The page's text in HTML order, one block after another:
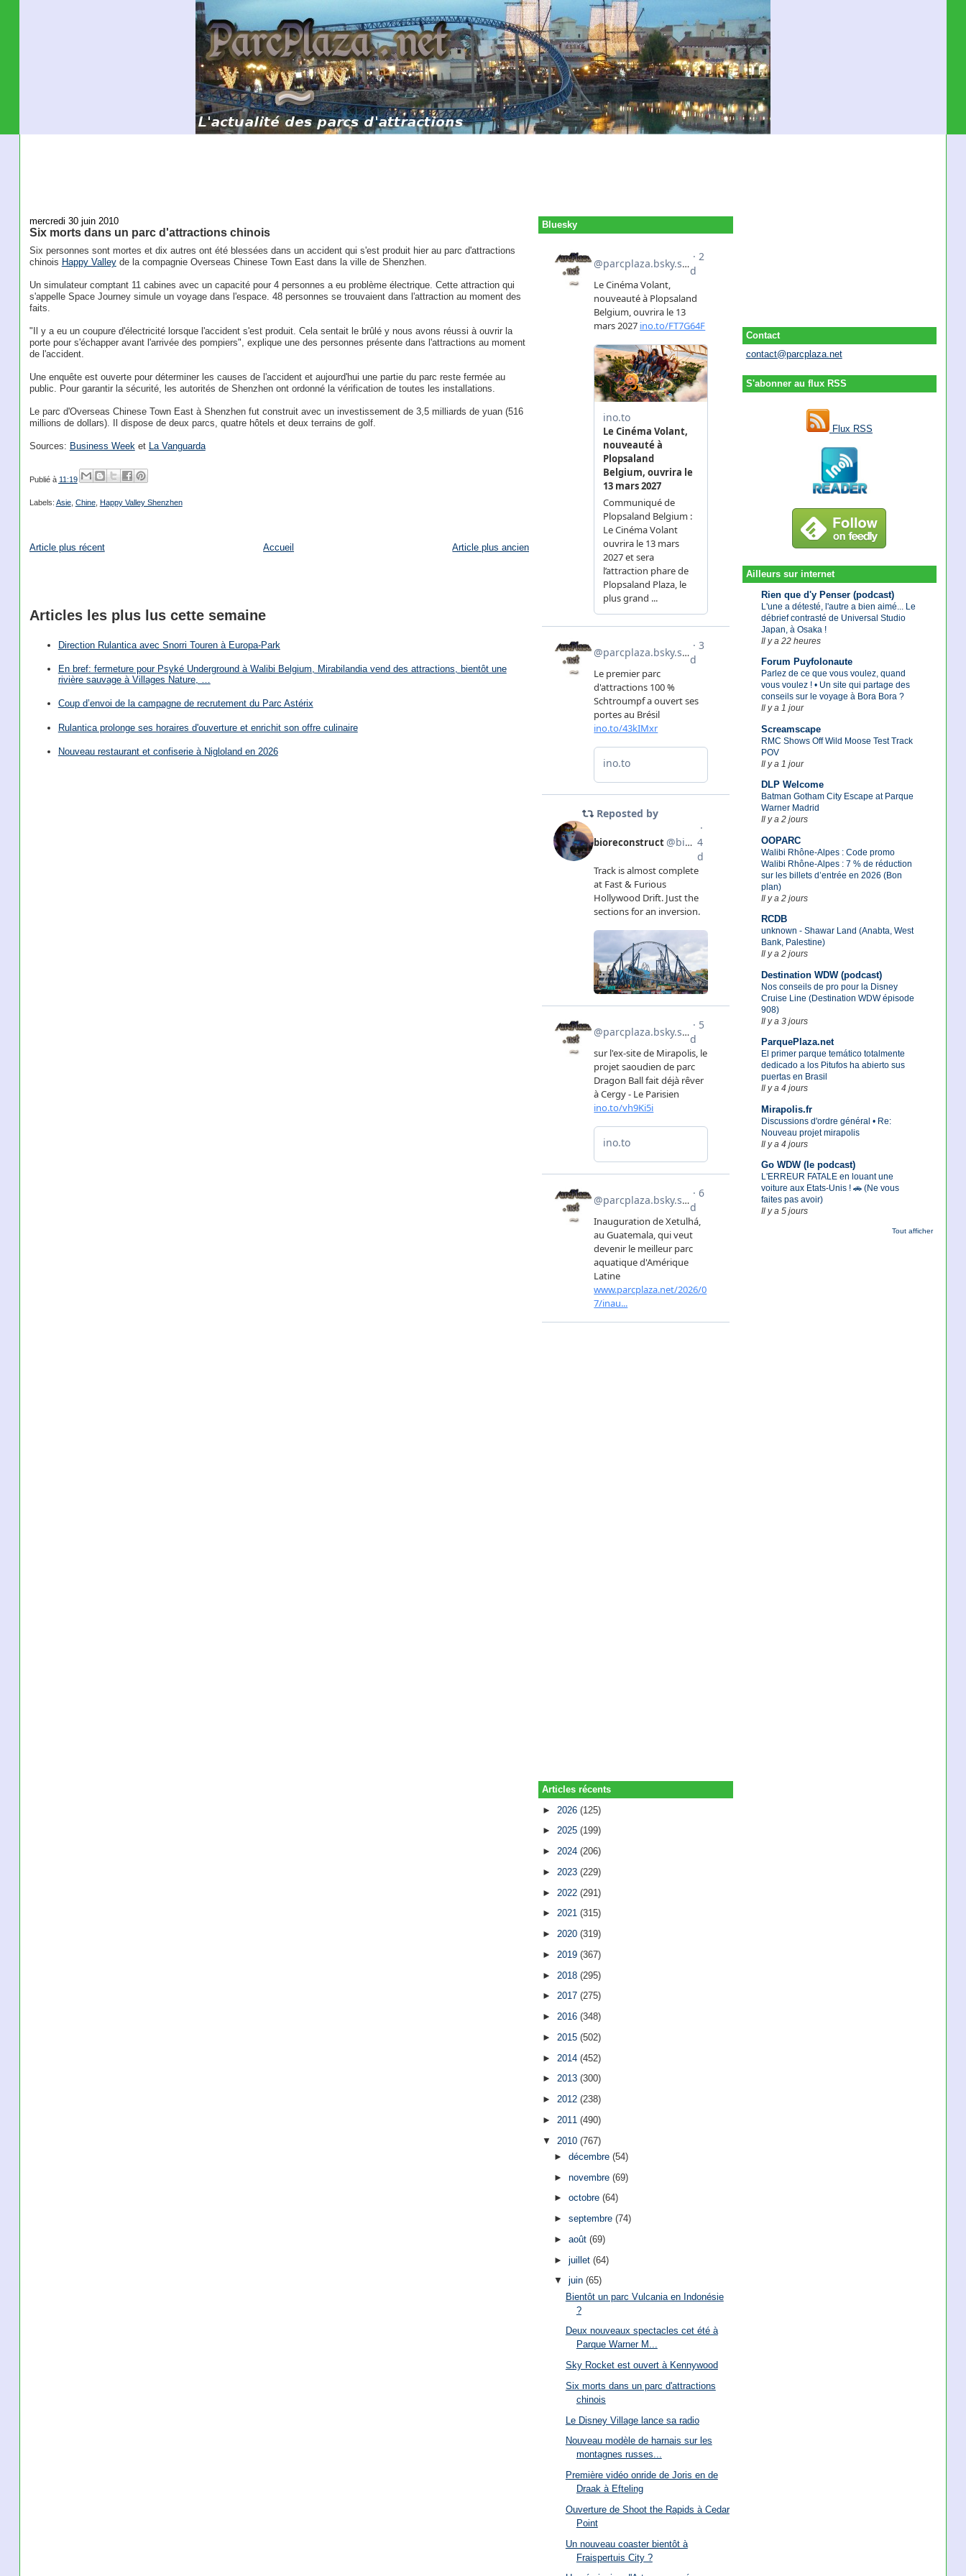
Contact
contact@parcplaza.net
S'abonner au flux RSS
Flux RSS
Ailleurs sur internet
Rien que d'y Penser (podcast)
L'une a détesté, l'autre a bien aimé... Le
débrief contrasté de Universal Studio
Japan, à Osaka !
Il y a 22 heures
Forum Puyfolonaute
Parlez de ce que vous voulez, quand
vous voulez ! • Un site qui partage des
conseils sur le voyage à Bora Bora ?
Il y a 1 jour
Screamscape
RMC Shows Off Wild Moose Test Track
POV
Il y a 1 jour
DLP Welcome
Batman Gotham City Escape at Parque
Warner Madrid
Il y a 2 jours
OOPARC
Walibi Rhône-Alpes : Code promo
Walibi Rhône-Alpes : 7 % de réduction
sur les billets d’entrée en 2026 (Bon
plan)
Il y a 2 jours
RCDB
unknown - Shawar Land (Anabta, West
Bank, Palestine)
Il y a 2 jours
Destination WDW (podcast)
Nos conseils de pro pour la Disney
Cruise Line (Destination WDW épisode
908)
Il y a 3 jours
ParquePlaza.net
El primer parque temático totalmente
dedicado a los Pitufos ha abierto sus
puertas en Brasil
Il y a 4 jours
Mirapolis.fr
Discussions d'ordre général • Re:
Nouveau projet mirapolis
Il y a 4 jours
Go WDW (le podcast)
L'ERREUR FATALE en louant une
voiture aux Etats-Unis ! 🚗 (Ne vous
faites pas avoir)
Il y a 5 jours
Tout afficher
mercredi 30 juin 2010
Six morts dans un parc d'attractions chinois
Six personnes sont mortes et dix autres ont été blessées dans un accident qui s'est produit hier au parc d'attractions
chinois Happy Valleyde la compagnie Overseas Chinese Town East dans la ville de Shenzhen.
Un simulateur comptant 11 cabines avec un capacité pour 4 personnes a eu problème électrique. Cette attraction qui
s'appelle Space Journey simule un voyage dans l'espace. 48 personnes se trouvaient dans l'attraction au moment des
faits.
"Il y a eu un coupure d'électricité lorsque l'accident s'est produit. Cela sentait le brûlé y nous avons réussi à ouvrir la
porte pour s'échapper avant l'arrivée des pompiers", explique une des personnes présente dans l'attractions au moment
de l'accident.
Une enquête est ouverte pour déterminer les causes de l'accident et aujourd'hui une partie du parc reste fermée au
public. Pour garantir la sécurité, les autorités de Shenzhen ont ordonné la vérification de toutes les installations.
Le parc d'Overseas Chinese Town East à Shenzhen fut construit avec un investissement de 3,5 milliards de yuan (516
millions de dollars). Il dispose de deux parcs, quatre hôtels et deux terrains de golf.
Sources: Business Weeket La Vanguarda
Publié à 11:19
Labels: Asie, Chine, Happy Valley Shenzhen
Article plus récent Article plus ancien
Accueil
Articles les plus lus cette semaine
Direction Rulantica avec Snorri Touren à Europa-Park
En bref: fermeture pour Psyké Underground à Walibi Belgium, Mirabilandia vend des attractions, bientôt une
rivière sauvage à Villages Nature, …
Coup d’envoi de la campagne de recrutement du Parc Astérix
Rulantica prolonge ses horaires d'ouverture et enrichit son offre culinaire
Nouveau restaurant et confiserie à Nigloland en 2026
Bluesky
Articles récents
► 2026(125)
►2025(199)
►2024(206)
► 2023(229)
► 2022(291)
►2021(315)
►2020(319)
► 2019(367)
► 2018(295)
►2017(275)
►2016(348)
► 2015(502)
► 2014(452)
►2013(300)
►2012(238)
► 2011(490)
▼ 2010(767)
► décembre (54)
► novembre (69)
► octobre (64)
► septembre (74)
► août (69)
► juillet (64)
▼ juin (65)
Bientôt un parc Vulcania en Indonésie
?
Deux nouveaux spectacles cet été à
Parque Warner M...
Sky Rocket est ouvert à Kennywood
Six morts dans un parc d'attractions
chinois
Le Disney Village lance sa radio
Nouveau modèle de harnais sur les
montagnes russes...
Première vidéo onride de Joris en de
Draak à Efteling
Ouverture de Shoot the Rapids à Cedar
Point
Un nouveau coaster bientôt à
Fraispertuis City ?